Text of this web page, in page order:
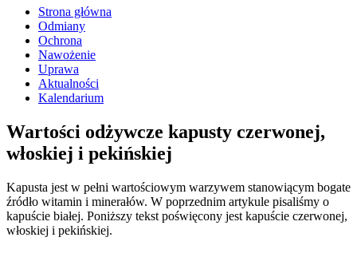
Strona główna
Odmiany
Ochrona
Nawożenie
Uprawa
Aktualności
Kalendarium
Wartości odżywcze kapusty czerwonej,
włoskiej i pekińskiej
Kapusta jest w pełni wartościowym warzywem stanowiącym bogate
źródło witamin i minerałów. W poprzednim artykule pisaliśmy o
kapuście białej. Poniższy tekst poświęcony jest kapuście czerwonej,
włoskiej i pekińskiej.